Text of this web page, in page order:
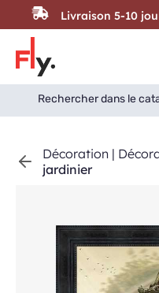
Passer au contenu
Search
for:
Search Button
Décoration |
jardinier
Livraison 5-10